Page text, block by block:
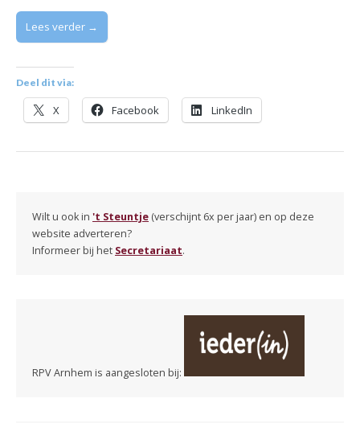
Lees verder →
Deel dit via:
X Facebook LinkedIn
Wilt u ook in 't Steuntje (verschijnt 6x per jaar) en op deze
website adverteren?
Informeer bij het Secretariaat.
RPV Arnhem is aangesloten bij: